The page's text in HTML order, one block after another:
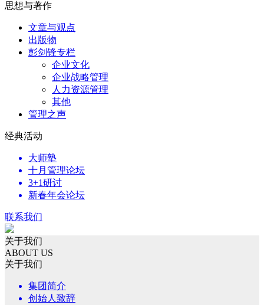
思想与著作
文章与观点
出版物
彭剑锋专栏
企业文化
企业战略管理
人力资源管理
其他
管理之声
经典活动
大师塾
十月管理论坛
3+1研讨
新春年会论坛
联系我们
关于我们
ABOUT US
关于我们
集团简介
创始人致辞